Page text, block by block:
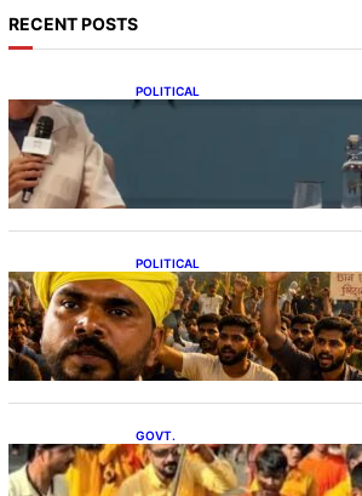
RECENT POSTS
POLITICAL
POLITICAL
रांची में भूख हड़ताल पर बैठे एक
ले जाया गया अस्पताल
GOVT.
कांवड़ रूट से बचें, बिना जरूरत
देवबंद की छात्रों को सलाह